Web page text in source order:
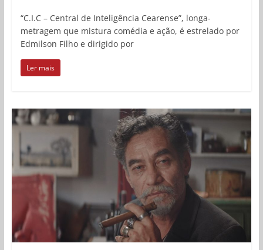
“C.I.C – Central de Inteligência Cearense”, longa-
metragem que mistura comédia e ação, é estrelado por
Edmilson Filho e dirigido por
Ler mais